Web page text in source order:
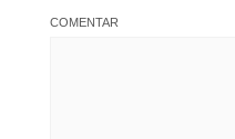
COMENTAR